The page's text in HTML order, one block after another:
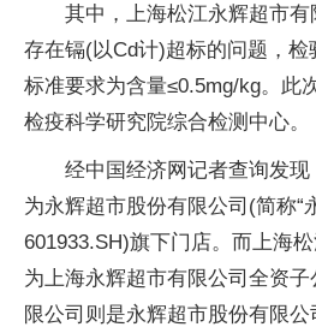
其中，上海松江永辉超市
存在镉(以Cd计)超标的问题，
标准要求为含量≤0.5mg/kg。此
检疫科学研究院综合检测中心。
经中国经济网记者查询发
为永辉超市股份有限公司(简称“
601933.SH)旗下门店。而上海
为上海永辉超市有限公司全资
限公司则是永辉超市股份有限公